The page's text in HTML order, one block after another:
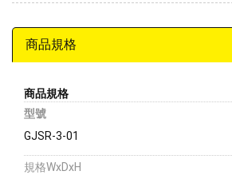
​商品規格
商品規格
型號
GJSR-3-01
規格WxDxH